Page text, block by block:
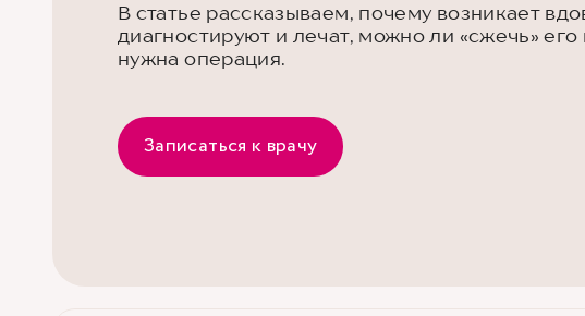
В статье рассказываем, почему возникает
диагностируют и лечат, можно ли «сжечь» его
нужна операция.
Записаться к врачу